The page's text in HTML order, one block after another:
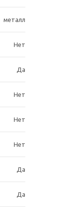
металл
Нет
Да
Нет
Нет
Нет
Да
Да